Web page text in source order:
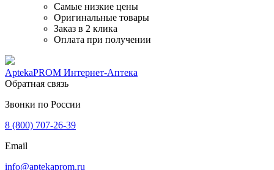
Самые низкие цены
Оригинальные товары
Заказ в 2 клика
Оплата при получении
AptekaPROM Интернет-Аптека
Обратная связь
Звонки по России
8 (800) 707-26-39
Email
info@aptekaprom.ru